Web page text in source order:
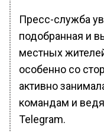
Пресс-служба
подобранная и
местных
особенно со
активно
командам и
Telegram.